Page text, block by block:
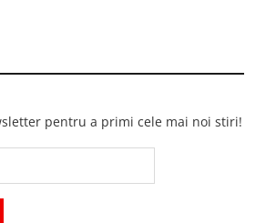
pentru a primi cele mai noi stiri!